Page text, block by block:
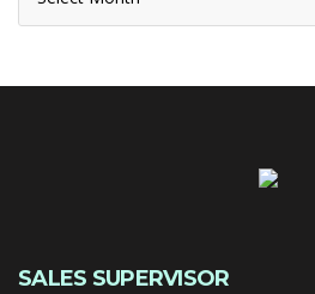
SALES SUPERVISOR